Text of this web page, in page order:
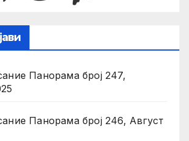
Панорама број 247,
Панорама број 246, Август